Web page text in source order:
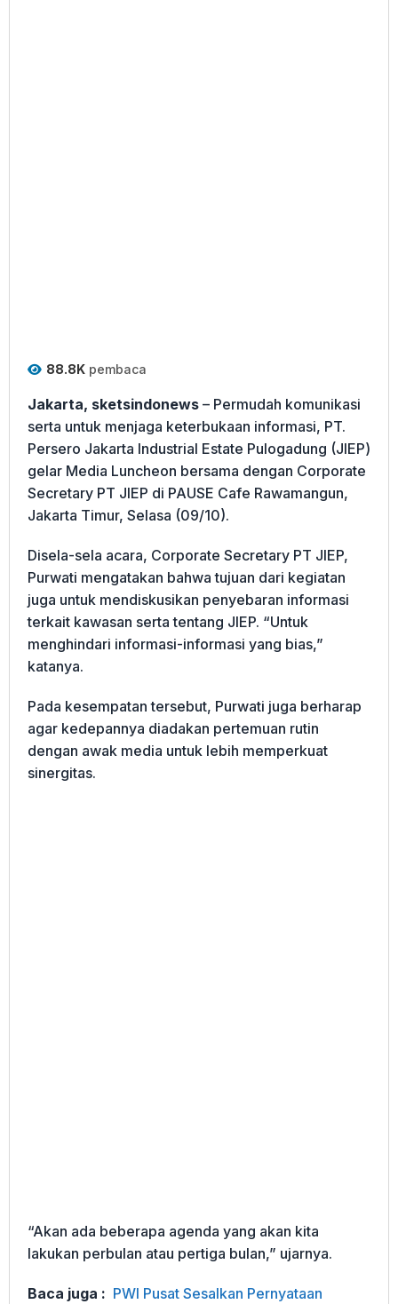
88.8K pembaca
Jakarta, sketsindonews – Permudah komunikasi
serta untuk menjaga keterbukaan informasi, PT.
Persero Jakarta Industrial Estate Pulogadung (JIEP)
gelar Media Luncheon bersama dengan Corporate
Secretary PT JIEP di PAUSE Cafe Rawamangun,
Jakarta Timur, Selasa (09/10).
Disela-sela acara, Corporate Secretary PT JIEP,
Purwati mengatakan bahwa tujuan dari kegiatan
juga untuk mendiskusikan penyebaran informasi
terkait kawasan serta tentang JIEP. “Untuk
menghindari informasi-informasi yang bias,”
katanya.
Pada kesempatan tersebut, Purwati juga berharap
agar kedepannya diadakan pertemuan rutin
dengan awak media untuk lebih memperkuat
sinergitas.
“Akan ada beberapa agenda yang akan kita
lakukan perbulan atau pertiga bulan,” ujarnya.
Baca juga : PWI Pusat Sesalkan Pernyataan